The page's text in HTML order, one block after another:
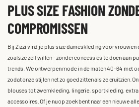
PLUS SIZE FASHION
COMPROMISSEN
Bij Zizzi vind je plus size dameskleding voor
zoals ze zelf willen – zonder concessies te doen aan
trends. We ontwerpen mode in de maten 40-64 met
zodat onze stijlen net zo goed zitten als ze eruitzien.
blouses tot zwemkleding, lingerie, sportkleding, extra
accessoires. Of je nu op zoek bent naar een nieuwe